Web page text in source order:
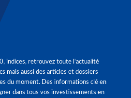
indices, retrouvez toute l'actualité
mais aussi des articles et dossiers
du moment. Des informations clé en
dans tous vos investissements en